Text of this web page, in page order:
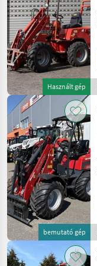
Használt gép
bemutató gép